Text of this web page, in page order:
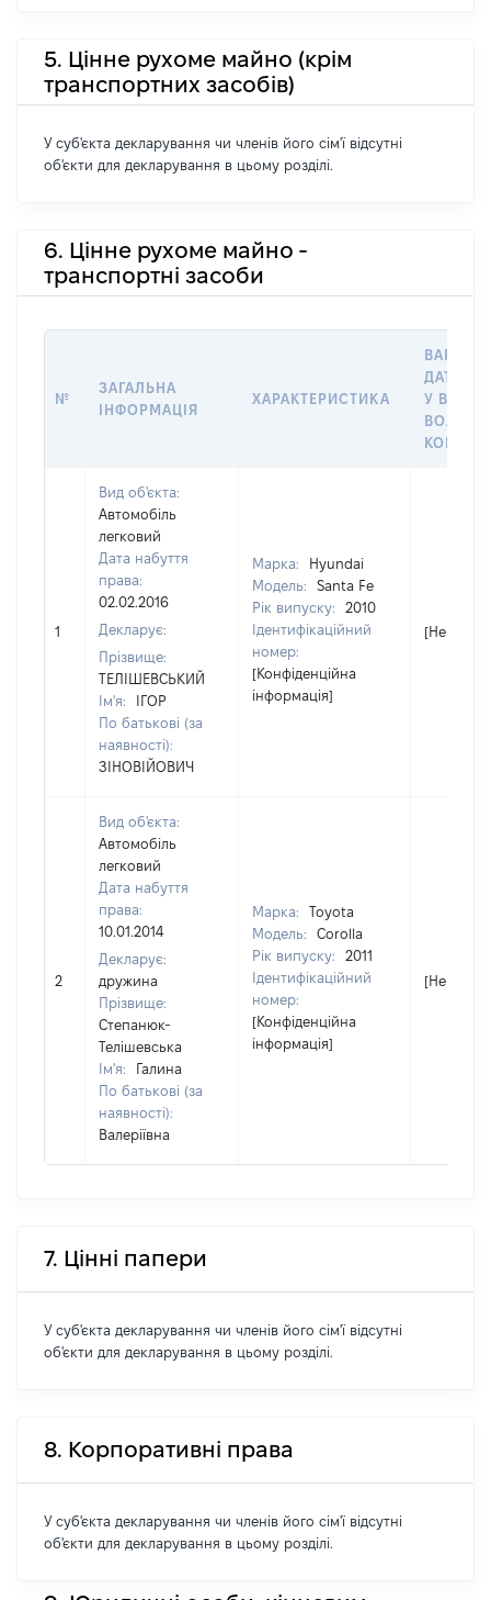
5. Цінне рухоме майно (крім
транспортних засобів)
У суб'єкта декларування чи членів його сім'ї відсутні
об'єкти для декларування в цьому розділі.
6. Цінне рухоме майно -
транспортні засоби
№
ЗАГАЛЬНА
ІНФОРМАЦІЯ
ХАРАКТЕРИСТИКА
ДАТУ
У
1
Вид об'єкта:
Автомобіль
легковий
Дата набуття
права:
02.02.2016
Декларує:
Прізвище:
ТЕЛІШЕВСЬКИЙ
Ім'я:
ІГОР
По батькові (за
наявності):
ЗІНОВІЙОВИЧ
Марка:
Hyundai
Модель:
Santa Fe
Рік випуску:
2010
Ідентифікаційний
номер:
[Конфіденційна
інформація]
[Не
2
Вид об'єкта:
Автомобіль
легковий
Дата набуття
права:
10.01.2014
Декларує:
дружина
Прізвище:
Степанюк-
Телішевська
Ім'я:
Галина
По батькові (за
наявності):
Валеріївна
Марка:
Toyota
Модель:
Corolla
Рік випуску:
2011
Ідентифікаційний
номер:
[Конфіденційна
інформація]
[Не
7. Цінні папери
У суб'єкта декларування чи членів його сім'ї відсутні
об'єкти для декларування в цьому розділі.
8. Корпоративні права
У суб'єкта декларування чи членів його сім'ї відсутні
об'єкти для декларування в цьому розділі.